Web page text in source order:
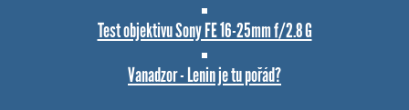
Test objektivu Sony FE 16-25mm f/2.8 G
Vanadzor - Lenin je tu pořád?